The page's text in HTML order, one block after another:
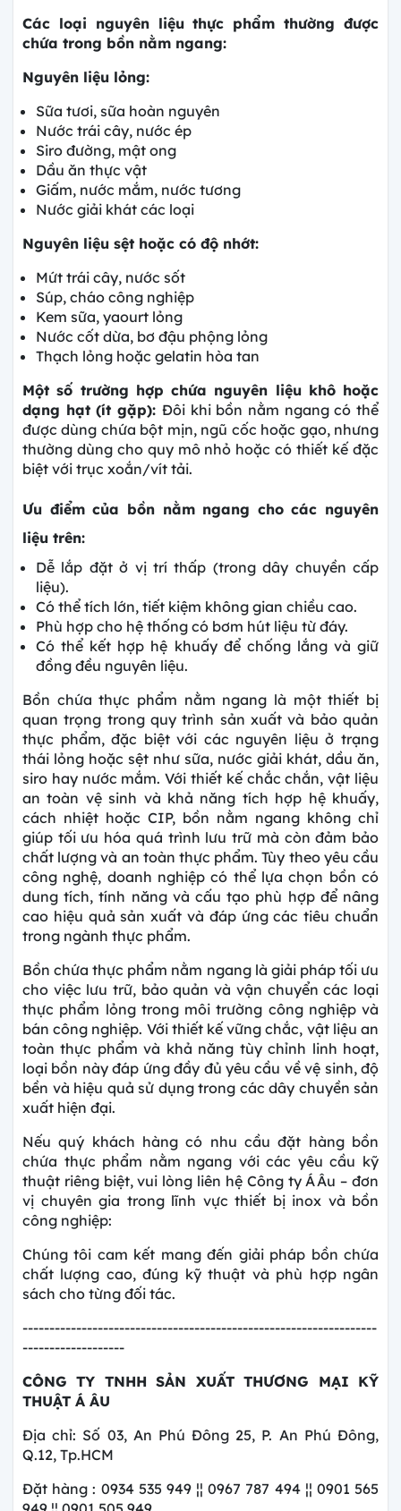
Các loại nguyên liệu thực phẩm thường được
chứa trong bồn nằm ngang:
Nguyên liệu lỏng:
Sữa tươi, sữa hoàn nguyên
Nước trái cây, nước ép
Siro đường, mật ong
Dầu ăn thực vật
Giấm, nước mắm, nước tương
Nước giải khát các loại
Nguyên liệu sệt hoặc có độ nhớt:
Mứt trái cây, nước sốt
Súp, cháo công nghiệp
Kem sữa, yaourt lỏng
Nước cốt dừa, bơ đậu phộng lỏng
Thạch lỏng hoặc gelatin hòa tan
Một số trường hợp chứa nguyên liệu khô hoặc
dạng hạt (ít gặp): Đôi khi bồn nằm ngang có thể
được dùng chứa bột mịn, ngũ cốc hoặc gạo, nhưng
thường dùng cho quy mô nhỏ hoặc có thiết kế đặc
biệt với trục xoắn/vít tải.
Ưu điểm của bồn nằm ngang cho các nguyên
liệu trên:
Dễ lắp đặt ở vị trí thấp (trong dây chuyền cấp
liệu).
Có thể tích lớn, tiết kiệm không gian chiều cao.
Phù hợp cho hệ thống có bơm hút liệu từ đáy.
Có thể kết hợp hệ khuấy để chống lắng và giữ
đồng đều nguyên liệu.
Bồn chứa thực phẩm nằm ngang là một thiết bị
quan trọng trong quy trình sản xuất và bảo quản
thực phẩm, đặc biệt với các nguyên liệu ở trạng
thái lỏng hoặc sệt như sữa, nước giải khát, dầu ăn,
siro hay nước mắm. Với thiết kế chắc chắn, vật liệu
an toàn vệ sinh và khả năng tích hợp hệ khuấy,
cách nhiệt hoặc CIP, bồn nằm ngang không chỉ
giúp tối ưu hóa quá trình lưu trữ mà còn đảm bảo
chất lượng và an toàn thực phẩm. Tùy theo yêu cầu
công nghệ, doanh nghiệp có thể lựa chọn bồn có
dung tích, tính năng và cấu tạo phù hợp để nâng
cao hiệu quả sản xuất và đáp ứng các tiêu chuẩn
trong ngành thực phẩm.
Bồn chứa thực phẩm nằm ngang là giải pháp tối ưu
cho việc lưu trữ, bảo quản và vận chuyển các loại
thực phẩm lỏng trong môi trường công nghiệp và
bán công nghiệp. Với thiết kế vững chắc, vật liệu an
toàn thực phẩm và khả năng tùy chỉnh linh hoạt,
loại bồn này đáp ứng đầy đủ yêu cầu về vệ sinh, độ
bền và hiệu quả sử dụng trong các dây chuyền sản
xuất hiện đại.
Nếu quý khách hàng có nhu cầu đặt hàng bồn
chứa thực phẩm nằm ngang với các yêu cầu kỹ
thuật riêng biệt, vui lòng liên hệ Công ty Á Âu – đơn
vị chuyên gia trong lĩnh vực thiết bị inox và bồn
công nghiệp:
Chúng tôi cam kết mang đến giải pháp bồn chứa
chất lượng cao, đúng kỹ thuật và phù hợp ngân
sách cho từng đối tác.
------------------------------------------------------------------
-------------------
CÔNG TY TNHH SẢN XUẤT THƯƠNG MẠI KỸ
THUẬT Á ÂU
Địa chỉ: Số 03, An Phú Đông 25, P. An Phú Đông,
Q.12, Tp.HCM
Đặt hàng : 0934 535 949 ¦¦ 0967 787 494 ¦¦ 0901 565